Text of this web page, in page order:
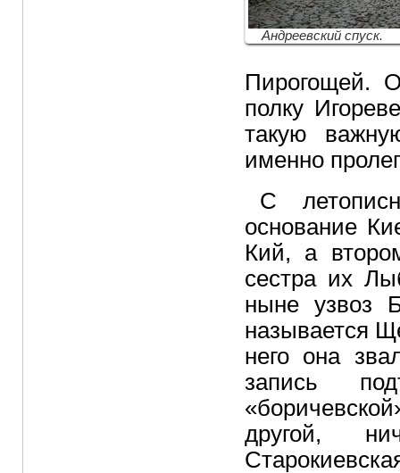
Андреевский спуск.
Пирогощей.
полку
такую
именно
С
основание
Кий, а
сестра их
ныне узвоз
называется
него она
запись
другой,